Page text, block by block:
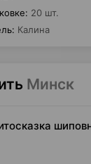
: 20 шт.
: Калина
Минск